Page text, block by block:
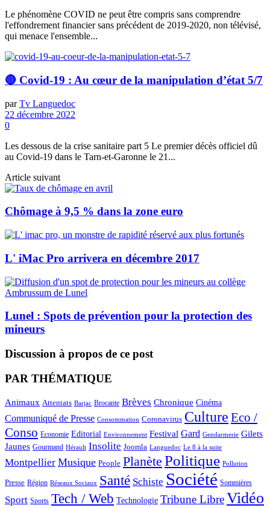
Le phénomène COVID ne peut être compris sans comprendre
l'effondrement financier sans précédent de 2019-2020, non télévisé,
qui menace l'ensemble...
🔴 Covid-19 : Au cœur de la manipulation d’état 5/7
par Tv Languedoc
22 décembre 2022
0
Les dessous de la crise sanitaire part 5 Le premier décès officiel dû
au Covid-19 dans le Tarn-et-Garonne le 21...
Article suivant
Chômage à 9,5 % dans la zone euro
L' iMac Pro arrivera en décembre 2017
Lunel : Spots de prévention pour la protection des
mineurs
Discussion à propos de ce post
PAR THÉMATIQUE
Animaux Attentats Barjac Brocante Brèves Chronique Cinéma
Communiqué de Presse Consommation Coronavirus Culture Eco /
Conso Economie Editorial Environnement Festival Gard Gendarmerie Gilets
Jaunes Gourmand Hérault Insolite Joomla Languedoc Le 8 à la suite
Montpellier Musique People Planète Politique Pollution
Presse Région Réseaux Sociaux Santé Schiste Société Sommières
Sport Sports Tech / Web Technologie Tribune LibreVidéo